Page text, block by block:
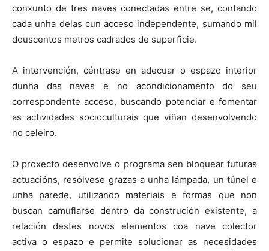
conxunto de tres naves conectadas entre se, contando
cada unha delas cun acceso independente, sumando mil
douscentos metros cadrados de superficie.
A intervención, céntrase en adecuar o espazo interior
dunha das naves e no acondicionamento do seu
correspondente acceso, buscando potenciar e fomentar
as actividades socioculturais que viñan desenvolvendo
no celeiro.
O proxecto desenvolve o programa sen bloquear futuras
actuacións, resólvese grazas a unha lámpada, un túnel e
unha parede, utilizando materiais e formas que non
buscan camuflarse dentro da construción existente, a
relación destes novos elementos coa nave colector
activa o espazo e permite solucionar as necesidades